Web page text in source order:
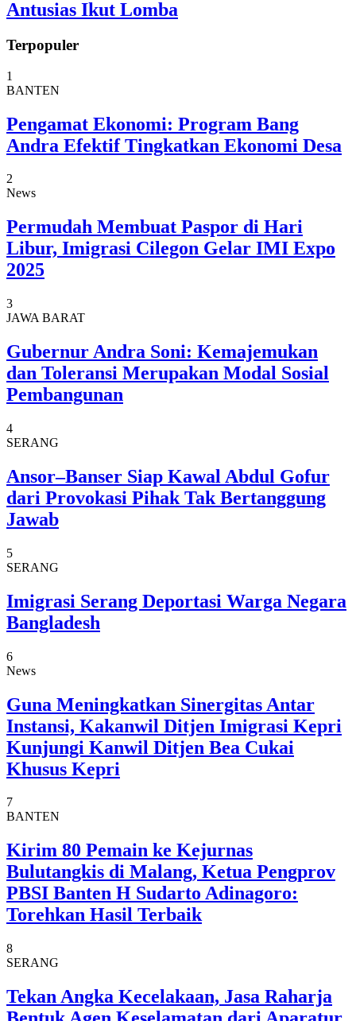
Antusias Ikut Lomba
Terpopuler
1
BANTEN
Pengamat Ekonomi: Program Bang
Andra Efektif Tingkatkan Ekonomi Desa
2
News
Permudah Membuat Paspor di Hari
Libur, Imigrasi Cilegon Gelar IMI Expo
2025
3
JAWA BARAT
Gubernur Andra Soni: Kemajemukan
dan Toleransi Merupakan Modal Sosial
Pembangunan
4
SERANG
Ansor–Banser Siap Kawal Abdul Gofur
dari Provokasi Pihak Tak Bertanggung
Jawab
5
SERANG
Imigrasi Serang Deportasi Warga Negara
Bangladesh
6
News
Guna Meningkatkan Sinergitas Antar
Instansi, Kakanwil Ditjen Imigrasi Kepri
Kunjungi Kanwil Ditjen Bea Cukai
Khusus Kepri
7
BANTEN
Kirim 80 Pemain ke Kejurnas
Bulutangkis di Malang, Ketua Pengprov
PBSI Banten H Sudarto Adinagoro:
Torehkan Hasil Terbaik
8
SERANG
Tekan Angka Kecelakaan, Jasa Raharja